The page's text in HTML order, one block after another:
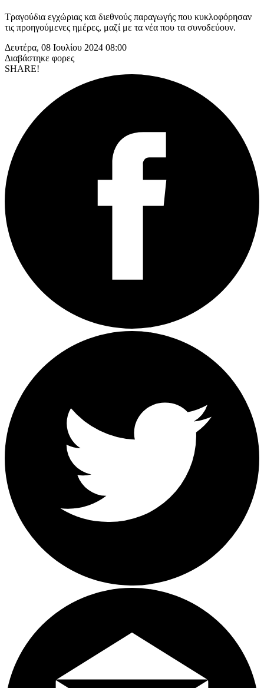
Τραγούδια εγχώριας και διεθνούς παραγωγής που κυκλοφόρησαν
τις προηγούμενες ημέρες, μαζί με τα νέα που τα συνοδεύουν.
Δευτέρα, 08 Ιουλίου 2024 08:00
Διαβάστηκε φορες
SHARE!